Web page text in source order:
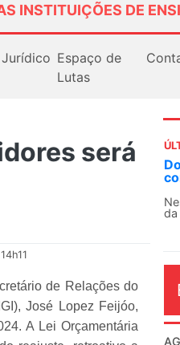
INSTITUIÇÕES DE
Jurídico Espaço de
Lutas
será
de Relações do
José Lopez Feijóo,
A Lei Orçamentária
O